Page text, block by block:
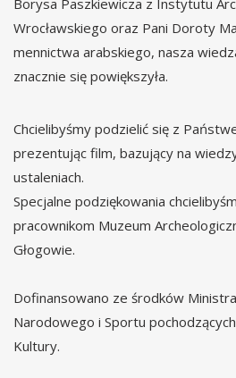
Wrocławskiego oraz Pani Doroty
mennictwa arabskiego, nasza
znacznie się powiększyła.
Chcielibyśmy podzielić się z
prezentując film, bazujący na
ustaleniach.
Specjalne podziękowania
pracownikom Muzeum
Głogowie.
Dofinansowano ze środków
Narodowego i Sportu
Kultury.